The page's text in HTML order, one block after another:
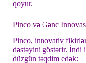
qoyur.
Pinco və Gənc
Pinco, innovativ
dəstəyini göstərir. İndi
düzgün təqdim edək: